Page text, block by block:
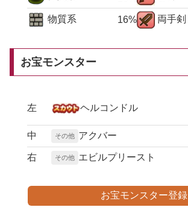
物質系 16% 両手剣
お宝モンスター
左 ヘルコンドル
中 その他 アクバー
右 その他 エビルプリースト
お宝モンスター登録